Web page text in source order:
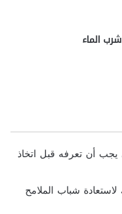
الماء
أن تعرفه قبل اتخاذ
شباب الملامح